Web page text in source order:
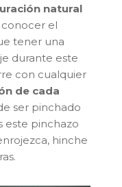
natural
el
tener una
durante este
con cualquier
de cada
ser pinchado
este pinchazo
hinche